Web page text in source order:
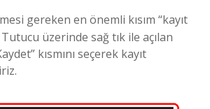
gereken en önemli kısım “kayıt
üzerinde sağ tık ile açılan
kısmını seçerek kayıt